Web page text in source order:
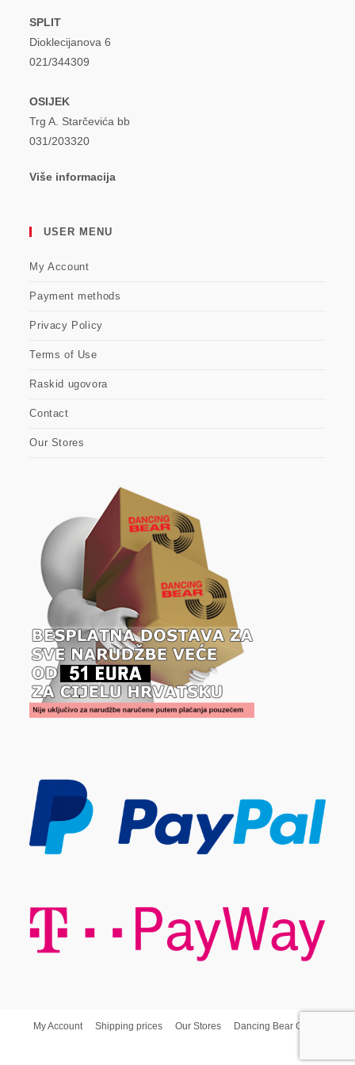
SPLIT
Dioklecijanova 6
021/344309
OSIJEK
Trg A. Starčevića bb
031/203320
Više informacija
USER MENU
My Account
Payment methods
Privacy Policy
Terms of Use
Raskid ugovora
Contact
Our Stores
My Account Shipping prices Our Stores Dancing Bear Group